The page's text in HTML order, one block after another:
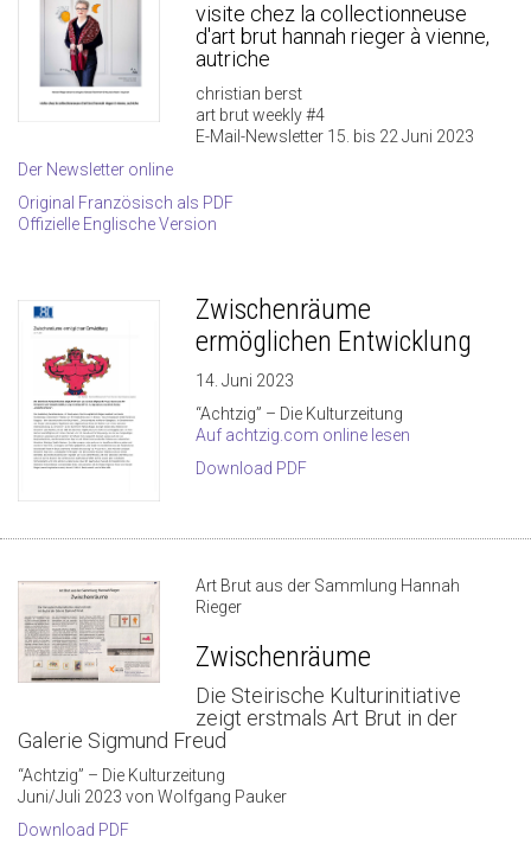
visite chez la collectionneuse
d'art brut hannah rieger à vienne,
autriche
christian berst
art brut weekly #4
E-Mail-Newsletter 15. bis 22 Juni 2023
Der Newsletter online
Original Französisch als PDF
Offizielle Englische Version
Zwischenräume
ermöglichen Entwicklung
14. Juni 2023
“Achtzig” – Die Kulturzeitung
Auf achtzig.com online lesen
Download PDF
Art Brut aus der Sammlung Hannah
Rieger
Zwischenräume
Die Steirische Kulturinitiative
zeigt erstmals Art Brut in der
Galerie Sigmund Freud
“Achtzig” – Die Kulturzeitung
Juni/Juli 2023 von Wolfgang Pauker
Download PDF